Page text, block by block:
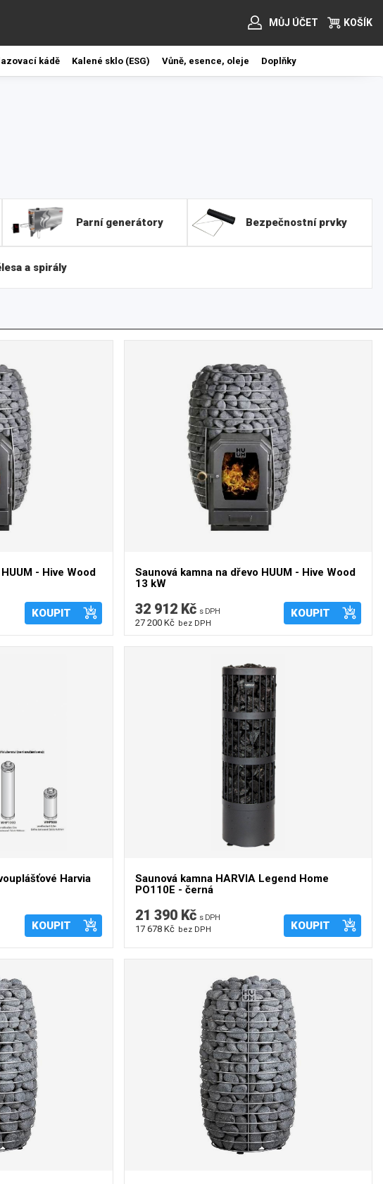
MŮJ ÚČET KOŠÍK
kádě Kalené sklo (ESG) Vůně, esence, oleje Doplňky
Parní generátory Bezpečnostní prvky
a spirály
- Hive Wood
KOUPIT
Saunová kamna na dřevo HUUM - Hive Wood
13 kW
32 912 Kč s DPH
27 200 Kč bez DPH
KOUPIT
Harvia
KOUPIT
Saunová kamna HARVIA Legend Home
PO110E - černá
21 390 Kč s DPH
17 678 Kč bez DPH KOUPIT